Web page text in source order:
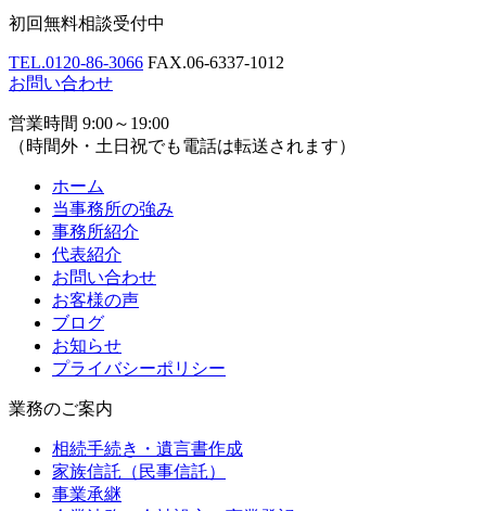
初回無料相談受付中
TEL.0120-86-3066 FAX.06-6337-1012
お問い合わせ
営業時間 9:00～19:00
（時間外・土日祝でも電話は転送されます）
ホーム
当事務所の強み
事務所紹介
代表紹介
お問い合わせ
お客様の声
ブログ
お知らせ
プライバシーポリシー
業務のご案内
相続手続き・遺言書作成
家族信託（民事信託）
事業承継